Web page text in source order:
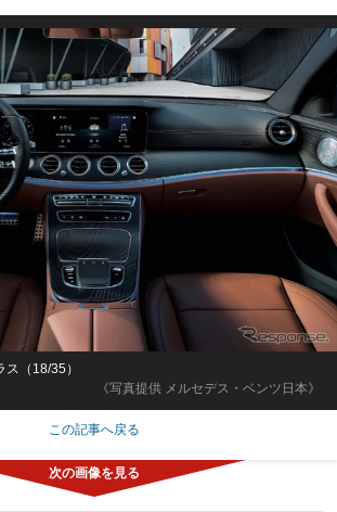
《写真提供 メルセデス・ベンツ日本》
ス（18/35）
この記事へ戻る